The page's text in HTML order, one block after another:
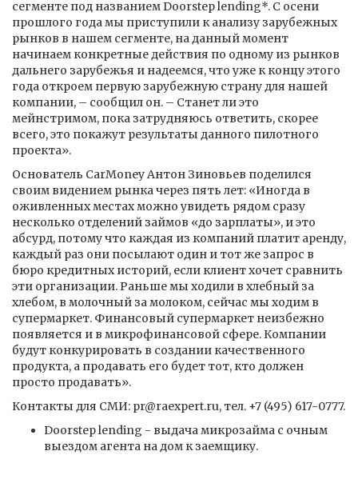
сегменте под названием Doorstep lending*. С осени
прошлого года мы приступили к анализу зарубежных
рынков в нашем сегменте, на данный момент
начинаем конкретные действия по одному из рынков
дальнего зарубежья и надеемся, что уже к концу этого
года откроем первую зарубежную страну для нашей
компании, – сообщил он. – Станет ли это
мейнстримом, пока затрудняюсь ответить, скорее
всего, это покажут результаты данного пилотного
проекта».
Основатель CarMoney Антон Зиновьев поделился
своим видением рынка через пять лет: «Иногда в
оживленных местах можно увидеть рядом сразу
несколько отделений займов «до зарплаты», и это
абсурд, потому что каждая из компаний платит аренду,
каждый раз они посылают один и тот же запрос в
бюро кредитных историй, если клиент хочет сравнить
эти организации. Раньше мы ходили в хлебный за
хлебом, в молочный за молоком, сейчас мы ходим в
супермаркет. Финансовый супермаркет неизбежно
появляется и в микрофинансовой сфере. Компании
будут конкурировать в создании качественного
продукта, а продавать его будет тот, кто должен
просто продавать».
Контакты для СМИ: pr@raexpert.ru, тел. +7 (495) 617-0777.
Doorstep lending - выдача микрозайма с очным
выездом агента на дом к заемщику.